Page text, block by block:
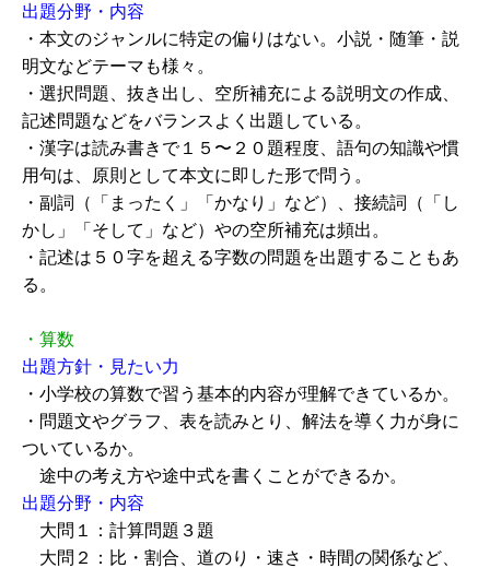
出題分野・内容
・本文のジャンルに特定の偏りはない。小説・随筆・説
明文などテーマも様々。
・選択問題、抜き出し、空所補充による説明文の作成、
記述問題などをバランスよく出題している。
・漢字は読み書きで１５〜２０題程度、語句の知識や慣
用句は、原則として本文に即した形で問う。
・副詞（「まったく」「かなり」など）、接続詞（「し
かし」「そして」など）やの空所補充は頻出。
・記述は５０字を超える字数の問題を出題することもあ
る。
・算数
出題方針・見たい力
・小学校の算数で習う基本的内容が理解できているか。
・問題文やグラフ、表を読みとり、解法を導く力が身に
ついているか。
途中の考え方や途中式を書くことができるか。
出題分野・内容
大問１：計算問題３題
大問２：比・割合、道のり・速さ・時間の関係など、